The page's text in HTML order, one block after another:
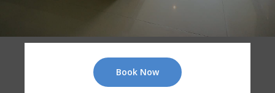
Book Now